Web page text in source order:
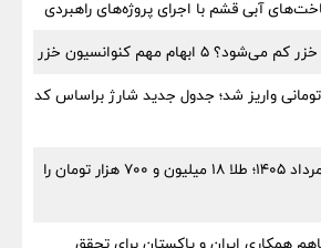
آبی قشم با اجرای پروژه‌های راهبردی
۵ ابهام مهم کنوانسیون خزر
واریز شد؛ جدول جدید شارژ براساس کد
قیمت طلا امروز ۱۵ مرداد ۱۴۰۵؛ طلا ۱۸ میلیون و ۷۰۰ هزار تومان را